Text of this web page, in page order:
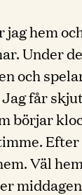
jag hem
Under
och
får
börjar
Väl